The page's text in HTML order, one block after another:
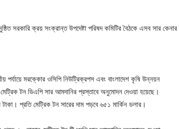
সরকারি ক্রয় সংক্রান্ত উপদেষ্টা পরিষদ কমিটির বৈঠকে এসব সার কেনার
পর্যায়ে মরক্কোর ওসিপি নিউট্রিক্রপস এবং বাংলাদেশ কৃষি উন্নয়ন
টন ডিএপি সার আমদানির প্রস্তাবে অনুমোদন দেওয়া হয়েছে।
প্রতি মেট্রিক টন সারের দাম পড়বে ৬৫১ মার্কিন ডলার।